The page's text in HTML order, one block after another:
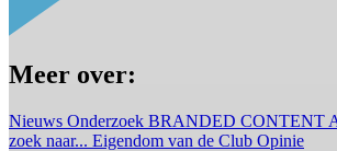
Meer over:
Nieuws Onderzoek BRANDED CONTENT
zoek naar... Eigendom van de Club Opinie